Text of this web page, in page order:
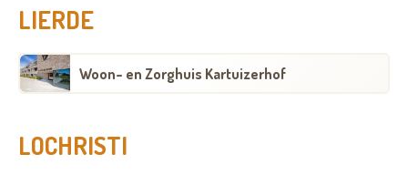
LIERDE
Woon- en Zorghuis Kartuizerhof
LOCHRISTI